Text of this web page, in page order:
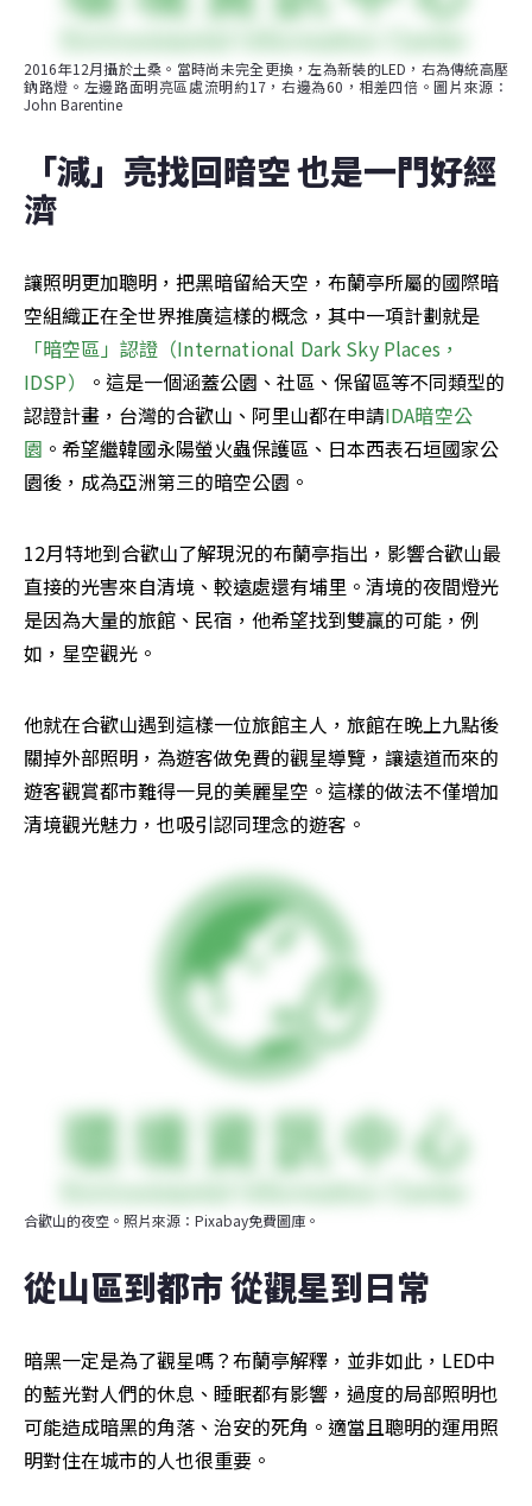
2016年12月攝於土桑。當時尚未完全更換，左為新裝的LED，右為傳統高壓
鈉路燈。左邊路面明亮區處流明約17，右邊為60，相差四倍。圖片來源：
John Barentine
「減」亮找回暗空 也是一門好經
濟
讓照明更加聰明，把黑暗留給天空，布蘭亭所屬的國際暗
空組織正在全世界推廣這樣的概念，其中一項計劃就是
「暗空區」認證（International Dark Sky Places，
IDSP）
。這是一個涵蓋公園、社區、保留區等不同類型的
認證計畫，台灣的合歡山、阿里山都在申請IDA暗空公
園 。希望繼韓國永陽螢火蟲保護區、日本西表石垣國家公
園後，成為亞洲第三的暗空公園。
12月特地到合歡山了解現況的布蘭亭指出，影響合歡山最
直接的光害來自清境、較遠處還有埔里。清境的夜間燈光
是因為大量的旅館、民宿，他希望找到雙贏的可能，例
如，星空觀光。
他就在合歡山遇到這樣一位旅館主人，旅館在晚上九點後
關掉外部照明，為遊客做免費的觀星導覽，讓遠道而來的
遊客觀賞都市難得一見的美麗星空。這樣的做法不僅增加
清境觀光魅力，也吸引認同理念的遊客。
合歡山的夜空。照片來源：Pixabay免費圖庫。
從山區到都市 從觀星到日常
暗黑一定是為了觀星嗎？布蘭亭解釋，並非如此，LED中
的藍光對人們的休息、睡眠都有影響，過度的局部照明也
可能造成暗黑的角落、治安的死角。適當且聰明的運用照
明對住在城市的人也很重要。